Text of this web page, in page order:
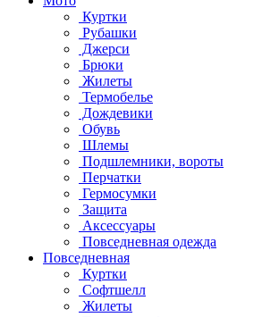
Куртки
Рубашки
Джерси
Брюки
Жилеты
Термобелье
Дождевики
Обувь
Шлемы
Подшлемники, вороты
Перчатки
Гермосумки
Защита
Аксессуары
Повседневная одежда
Повседневная
Куртки
Софтшелл
Жилеты